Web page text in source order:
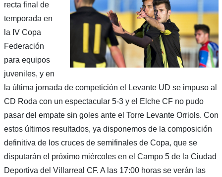
recta final de
temporada en
la IV Copa
Federación
para equipos
juveniles, y en
la última jornada de competición el Levante UD se impuso al
CD Roda con un espectacular 5-3 y el Elche CF no pudo
pasar del empate sin goles ante el Torre Levante Orriols. Con
estos últimos resultados, ya disponemos de la composición
definitiva de los cruces de semifinales de Copa, que se
disputarán el próximo miércoles en el Campo 5 de la Ciudad
Deportiva del Villarreal CF. A las 17:00 horas se verán las